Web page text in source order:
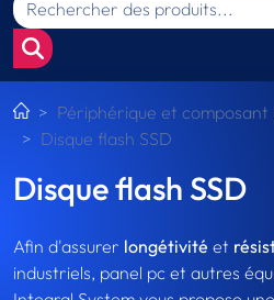
Périphérique et composant
Disque flash SSD
Disque flash SSD
Afin d'assurer longétivité et
industriels, panel pc et autres